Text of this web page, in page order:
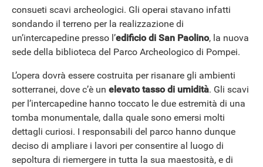
consueti scavi archeologici. Gli operai stavano infatti
sondando il terreno per la realizzazione di
un’intercapedine presso l’edificio di San Paolino, la nuova
sede della biblioteca del Parco Archeologico di Pompei.
L’opera dovrà essere costruita per risanare gli ambienti
sotterranei, dove c’è un elevato tasso di umidità. Gli scavi
per l’intercapedine hanno toccato le due estremità di una
tomba monumentale, dalla quale sono emersi molti
dettagli curiosi. I responsabili del parco hanno dunque
deciso di ampliare i lavori per consentire al luogo di
sepoltura di riemergere in tutta la sua maestosità, e di